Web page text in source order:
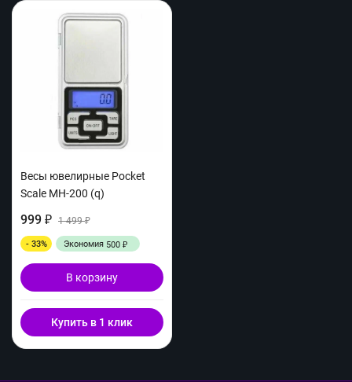
Весы ювелирные Pocket
Scale MH-200 (q)
999 ₽ 1 499₽
- 33% Экономия 500 ₽
В корзину
Купить в 1 клик